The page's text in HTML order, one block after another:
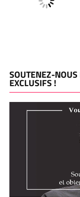
SOUTENEZ-NOUS
EXCLUSIFS !